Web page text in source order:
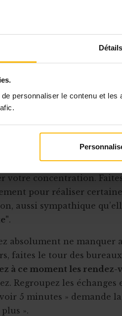
Détails
personnaliser le contenu et
vous leur donnez
au piège des
fausses
quelque chose), qui
si
à ne consulter votre
après une session de
priori.
impromptues vous font
inopiné ne vous
votre concentration.
pour réaliser
aussi sympathique
.
absolument ne manquer
faites le tour des
à ce moment les rendez-
Regroupez les échanges
5 minutes » demande
».